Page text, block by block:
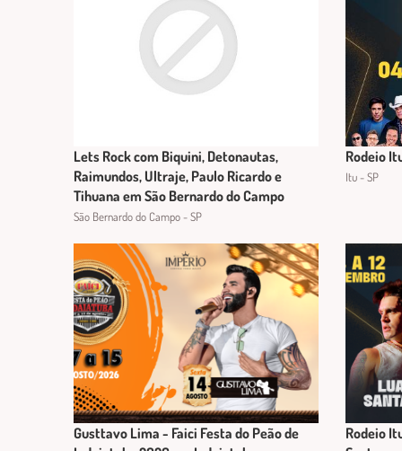
Lets Rock com Biquini, Detonautas,
Raimundos, Ultraje, Paulo Ricardo e
Tihuana em São Bernardo do Campo
São Bernardo do Campo - SP
Rodeio
Itu - SP
Gusttavo Lima - Faici Festa do Peão de
Rodeio